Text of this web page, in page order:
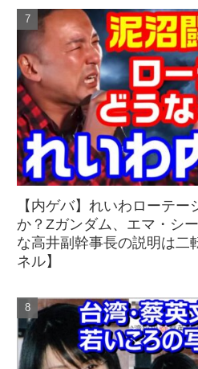
【内ゲバ】れいわローテ
か？Zガンダム、エマ・シ
な高井副幹事長の説明は二
ネル】